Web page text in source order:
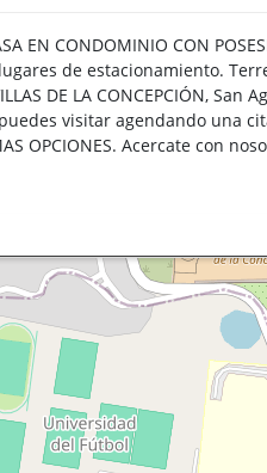
EN CONDOMINIO CON
de estacionamiento.
DE LA CONCEPCIÓN,
visitar agendando una cita
OPCIONES. Acercate con